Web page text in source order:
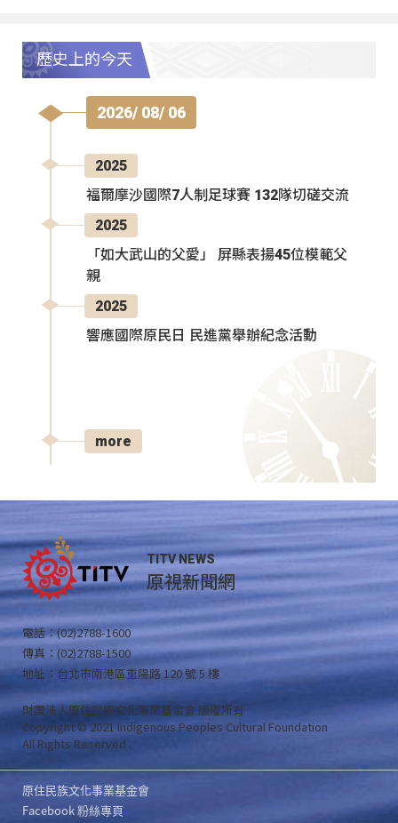
歷史上的今天
2026/ 08/ 06
2025
福爾摩沙國際7人制足球賽 132隊切磋交流
2025
「如大武山的父愛」 屏縣表揚45位模範父
親
2025
響應國際原民日 民進黨舉辦紀念活動
more
TITV NEWS
原視新聞網
電話：(02)2788-1600
傳真：(02)2788-1500
地址：台北市南港區重陽路 120 號 5 樓
財團法人原住民族文化事業基金會 版權所有
Copyright © 2021 Indigenous Peoples Cultural Foundation
All Rights Reserved .
原住民族文化事業基金會
Facebook 粉絲專頁